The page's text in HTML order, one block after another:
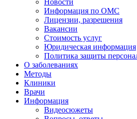
Новости
Информация по ОМС
Лицензии, разрешения
Вакансии
Стоимость услуг
Юридическая информация
Политика защиты
О заболеваниях
Методы
Клиники
Врачи
Информация
Видеосюжеты